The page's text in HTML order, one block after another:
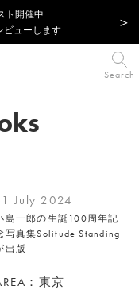
ト開催中
ビューします
Search
July 2024
島一郎の生誕100周年記
写真集Solitude Standing
出版
：東京